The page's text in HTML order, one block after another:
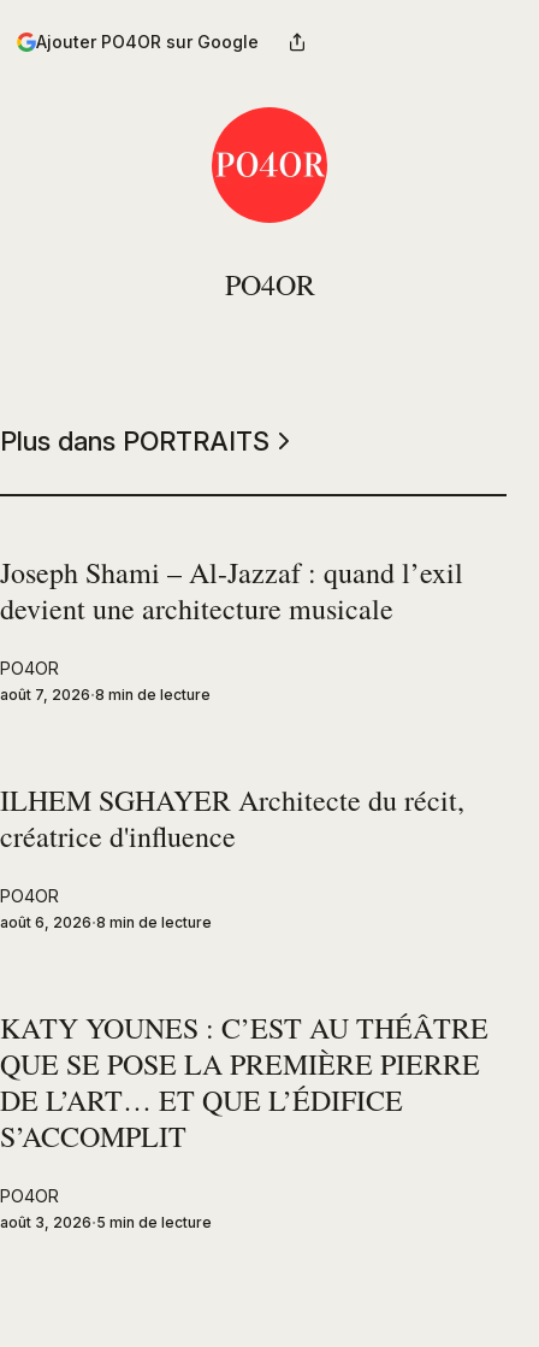
Ajouter PO4OR sur Google
PO4OR
Plus dans PORTRAITS
Joseph Shami – Al-Jazzaf : quand l’exil
devient une architecture musicale
PO4OR
août 7, 2026 8 min de lecture
ILHEM SGHAYER Architecte du récit,
créatrice d'influence
PO4OR
août 6, 2026 8 min de lecture
KATY YOUNES : C’EST AU THÉÂTRE
QUE SE POSE LA PREMIÈRE PIERRE
DE L’ART… ET QUE L’ÉDIFICE
S’ACCOMPLIT
PO4OR
août 3, 2026 5 min de lecture